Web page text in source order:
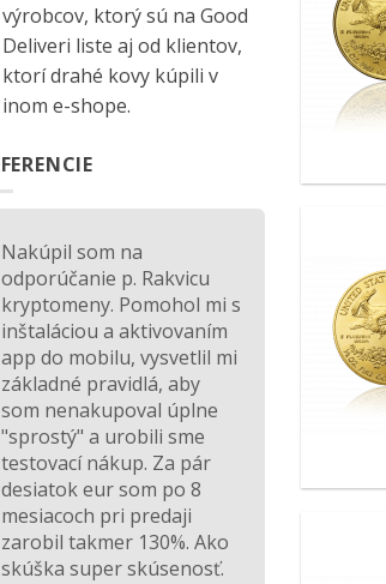
výrobcov, ktorý sú na Good
Deliveri liste aj od klientov,
ktorí drahé kovy kúpili v
inom e-shope.
Nakúpil som na
odporúčanie p. Rakvicu
kryptomeny. Pomohol mi s
inštaláciou a aktivovaním
app do mobilu, vysvetlil mi
základné pravidlá, aby
som nenakupoval úplne
"sprostý" a urobili sme
testovací nákup. Za pár
desiatok eur som po 8
mesiacoch pri predaji
zarobil takmer 130%. Ako
skúška super skúsenosť.